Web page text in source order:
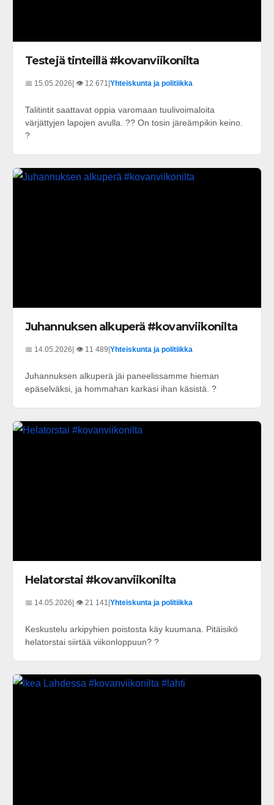
Testejä tinteillä #kovanviikonilta
📅 15.05.2026| 👁️ 12 671 |Yhteiskunta ja politiikka
Talitintit saattavat oppia varomaan tuulivoimaloita
värjättyjen lapojen avulla. ?? On tosin järeämpikin keino.
?
Juhannuksen alkuperä #kovanviikonilta
📅 14.05.2026 | 👁️ 11 489 Yhteiskunta ja politiikka
Juhannuksen alkuperä jäi paneelissamme hieman
epäselväksi, ja hommahan karkasi ihan käsistä. ?
Helatorstai #kovanviikonilta
📅 14.05.2026 | 👁️ 21 141 Yhteiskunta ja politiikka
Keskustelu arkipyhien poistosta käy kuumana. Pitäisikö
helatorstai siirtää viikonloppuun? ?